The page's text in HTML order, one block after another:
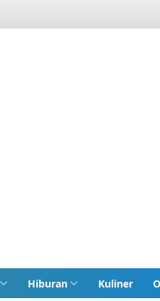
Hiburan Kuliner